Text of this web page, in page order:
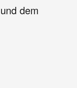
dem